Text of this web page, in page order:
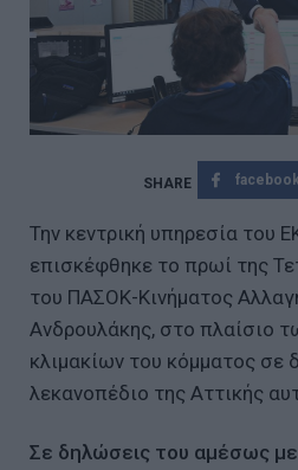
Την κεντρική υπηρεσία του
επισκέφθηκε το πρωί της
του ΠΑΣΟΚ-Κινήματος
Ανδρουλάκης, στο πλαίσιο
κλιμακίων του κόμματος σε
λεκανοπέδιο της Αττικής
Σε δηλώσεις του αμέσως